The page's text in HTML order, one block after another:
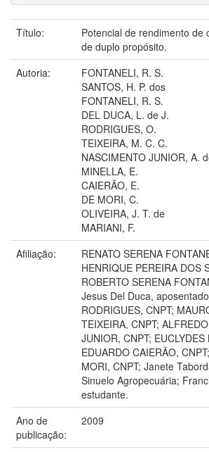
Título:
Potencial de rendimento de
de duplo propósito.
Autoria:
FONTANELI, R. S.
SANTOS, H. P. dos
FONTANELI, R. S.
DEL DUCA, L. de J.
RODRIGUES, O.
TEIXEIRA, M. C. C.
NASCIMENTO JUNIOR, A.
MINELLA, E.
CAIERÃO, E.
DE MORI, C.
OLIVEIRA, J. T. de
MARIANI, F.
Afiliação:
RENATO SERENA
HENRIQUE PEREIRA DOS
ROBERTO SERENA
Jesus Del Duca,
RODRIGUES, CNPT;
TEIXEIRA, CNPT;
JUNIOR, CNPT;
EDUARDO CAIERÃO,
MORI, CNPT; Janete
Sinuelo Agropecuária;
estudante.
Ano de
publicação:
2009